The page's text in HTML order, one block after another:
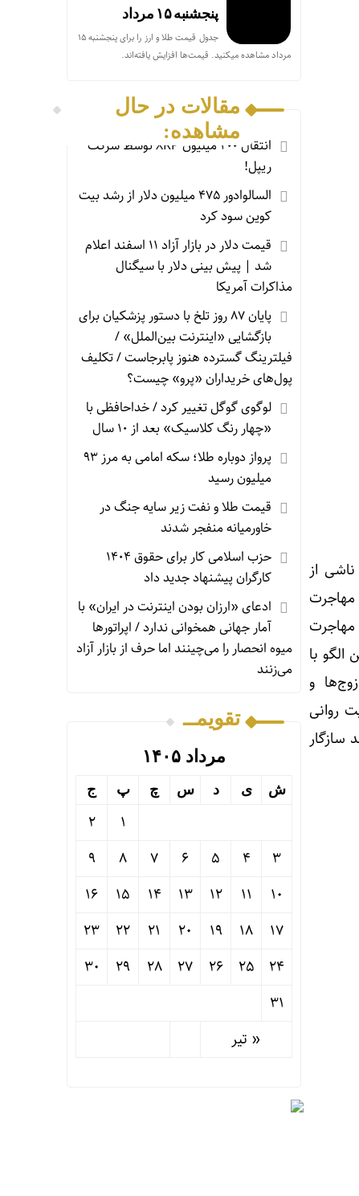
از
با
و
روانی
پنجشنبه ۱۵ مرداد
جدول قیمت طلا و ارز را برای پنجشنبه ۱۵
مرداد مشاهده میکنید. قیمت‌ها افزایش یافته‌اند.
مقالات در حال
مشاهده:
انتقال ۲۰۰ میلیون XRP توسط شرکت
ریپل!
السالوادور ۴۷۵ میلیون دلار از رشد بیت‌
کوین سود کرد
قیمت دلار در بازار آزاد ۱۱ اسفند اعلام
شد | پیش بینی دلار با سیگنال
مذاکرات آمریکا
پایان ۸۷ روز تلخ با دستور پزشکیان برای
بازگشایی «اینترنت بین‌الملل» /
فیلترینگ گسترده هنوز پابرجاست / تکلیف
پول‌های خریداران «پرو» چیست؟
لوگوی گوگل تغییر کرد / خداحافظی با
«چهار رنگ کلاسیک» بعد از ۱۰ سال
پرواز دوباره طلا؛ سکه امامی به مرز ۹۳
میلیون رسید
قیمت طلا و نفت زیر سایه جنگ در
خاورمیانه منفجر شدند
حزب اسلامی کار برای حقوق ۱۴۰۴
کارگران پیشنهاد جدید داد
ادعای «ارزان بودن اینترنت در ایران» با
آمار جهانی همخوانی ندارد / اپراتورها
میوه انحصار را می‌چینند اما حرف از بازار آزاد
می‌زنند
تقویمــ
مرداد ۱۴۰۵
ش ی د س چ پ ج
« تیر
1
2
3
4
5
6
7
8
9
10
11
12
13
14
15
16
17
18
19
20
21
22
23
24
25
26
27
28
29
30
31